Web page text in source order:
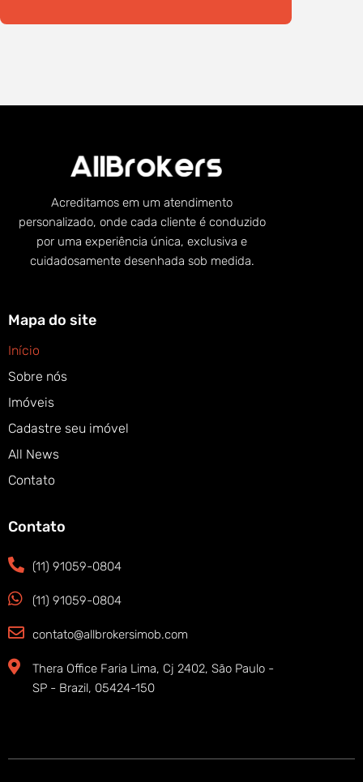
Acreditamos em um atendimento
personalizado, onde cada cliente é conduzido
por uma experiência única, exclusiva e
cuidadosamente desenhada sob medida.
Mapa do site
Início
Sobre nós
Imóveis
Cadastre seu imóvel
All News
Contato
Contato
(11) 91059-0804
(11) 91059-0804
contato@allbrokersimob.com
Thera Office Faria Lima, Cj 2402, São Paulo -
SP - Brazil, 05424-150